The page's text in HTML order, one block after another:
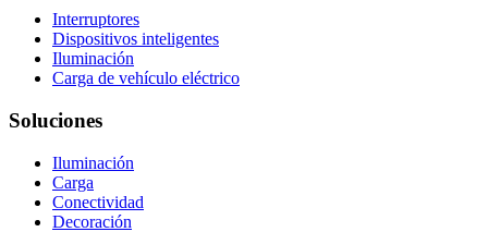
Interruptores
Dispositivos inteligentes
Iluminación
Carga de vehículo eléctrico
Soluciones
Iluminación
Carga
Conectividad
Decoración